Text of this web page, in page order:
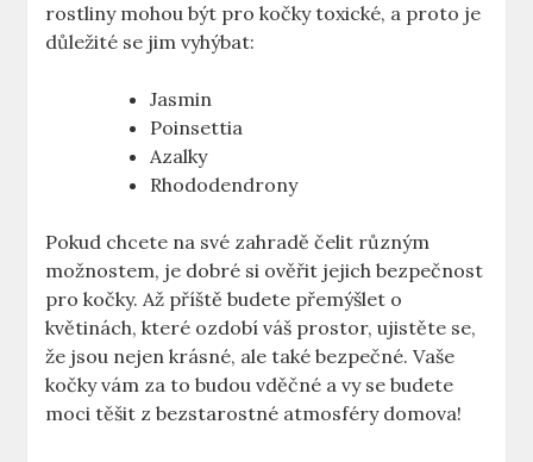
rostliny mohou být pro kočky toxické, a proto je
důležité se jim vyhýbat:
Jasmin
Poinsettia
Azalky
Rhododendrony
Pokud chcete na své zahradě čelit různým
možnostem, je dobré si ověřit jejich bezpečnost
pro kočky. Až příště budete přemýšlet o
květinách, které ozdobí váš prostor, ujistěte se,
že jsou nejen krásné, ale také bezpečné. Vaše
kočky vám za to budou vděčné a vy se budete
moci těšit z bezstarostné atmosféry domova!